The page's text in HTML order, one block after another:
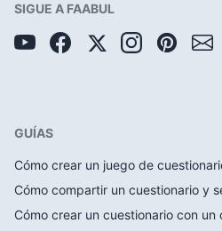
SIGUE A FAABUL
GUÍAS
Cómo crear un juego de
Cómo compartir un cuestionario y
Cómo crear un cuestionario con un